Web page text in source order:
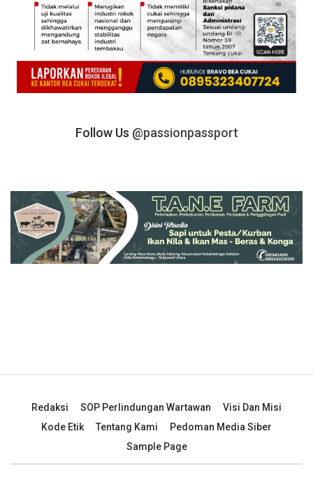
Follow Us @passionpassport
Redaksi SOP Perlindungan Wartawan
Visi Dan Misi
Kode Etik
Tentang Kami
Pedoman Media Siber
Sample Page